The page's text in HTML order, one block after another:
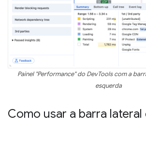
Painel "Performance" do DevTools com a
esquerda
Como usar a barra lateral